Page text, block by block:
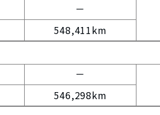
－
548,411km
－
546,298km